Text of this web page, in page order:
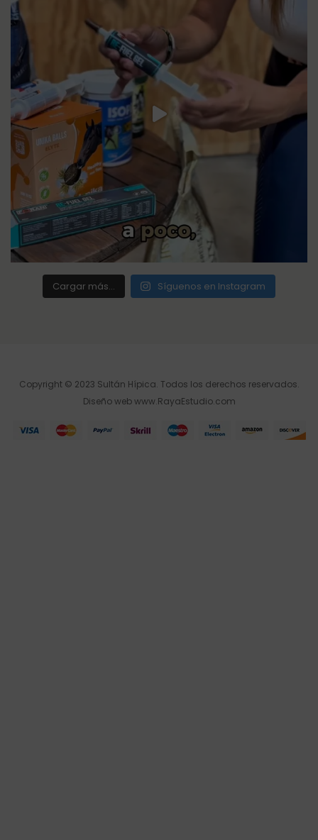
Cargar más... Síguenos en Instagram
Copyright © 2023 Sultán Hípica. Todos los derechos reservados.
Diseño webwww.RayaEstudio.com